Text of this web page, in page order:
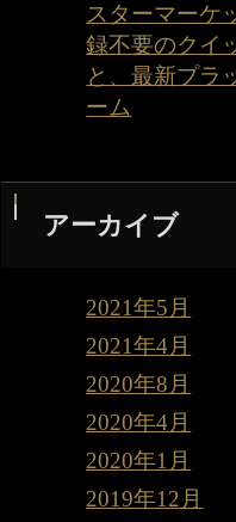
スターマーケ
録不要のクイ
と、最新プラ
ーム
アーカイブ
2021年5月
2021年4月
2020年8月
2020年4月
2020年1月
2019年12月